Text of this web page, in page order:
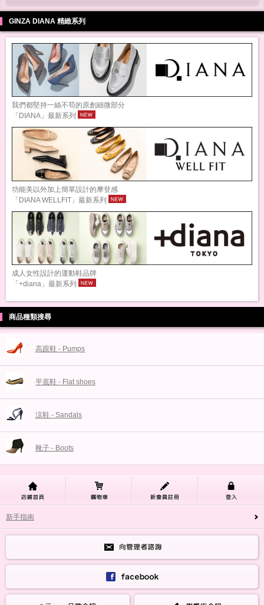
GINZA DIANA 精緻系列
我們都堅持一絲不苟的原創細微部分
「DIANA」最新系列
功能美以外加上簡單設計的摩登感
「DIANA WELLFIT」最新系列
成人女性設計的運動鞋品牌
「+diana」最新系列
商品種類搜尋
高跟鞋 - Pumps
平底鞋 - Flat shoes
涼鞋 - Sandals
靴子 - Boots
新手指南